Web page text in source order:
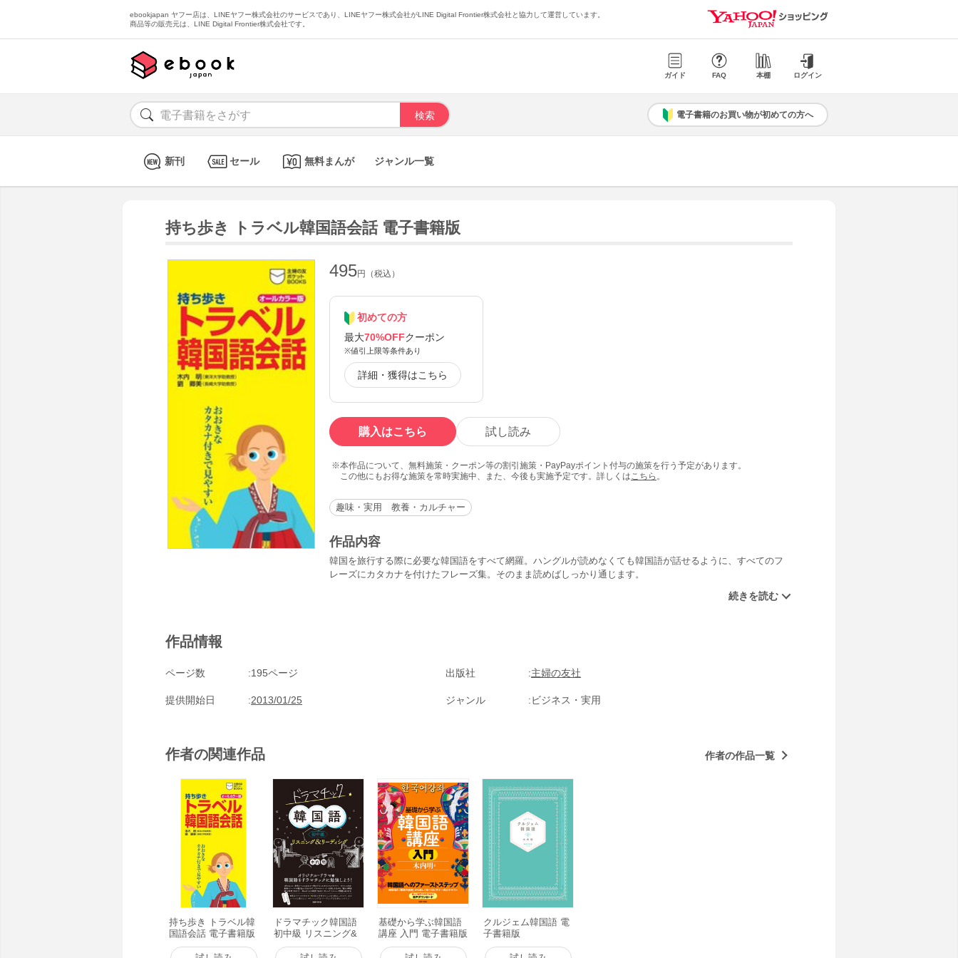
ebookjapan ヤフー店は、LINEヤフー株式会社のサービスであり、LINEヤフー株式会社がLINE Digital Frontier株式会社と協力して運営しています。
商品等の販売元は、LINE Digital Frontier株式会社です。
ガイド FAQ 本棚 ログイン
電子書籍のお買い物が初めての方へ
新刊 セール 無料まんが ジャンル一覧
持ち歩き トラベル韓国語会話 電子書籍版
495円（税込）
初めての方
最大70%OFFクーポン
※値引上限等条件あり
詳細・獲得はこちら
購入はこちら 試し読み
本作品について、無料施策・クーポン等の割引施策・PayPayポイント付与の施策を行う予定があります。
この他にもお得な施策を常時実施中、また、今後も実施予定です。詳しくは こちら 。
趣味・実用 教養・カルチャー
作品内容
韓国を旅行する際に必要な韓国語をすべて網羅。ハングルが読めなくても韓国語が話せるように、すべてのフ
レーズにカタカナを付けたフレーズ集。そのまま読めばしっかり通じます。
作品情報
ページ数 195ページ 出版社 主婦の友社
提供開始日 2013/01/25 ジャンル ビジネス・実用
作者の関連作品 作者の作品一覧
持ち歩き トラベル韓
国語会話 電子書籍版
ドラマチック韓国語
初中級 リスニング&
リーディング 電子書
基礎から学ぶ韓国語
講座 入門 電子書籍版
クルジェム韓国語 電
子書籍版